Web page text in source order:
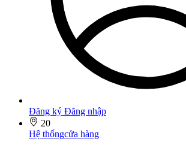
Đăng ký Đăng nhập
20
Hệ thốngcửa hàng